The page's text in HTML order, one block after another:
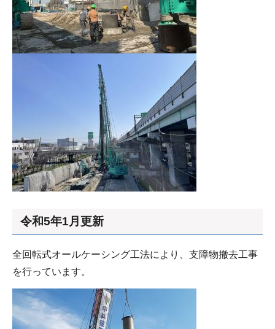
令和5年1月更新
全回転式オールケーシング工法により、支障物撤去工事
を行っています。